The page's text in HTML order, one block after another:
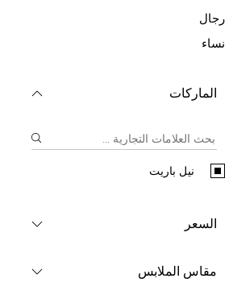
رجال
نساء
الماركات
نيل باريت
السعر
مقاس الملابس